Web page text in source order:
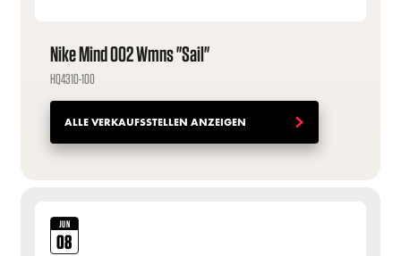
Nike Mind 002 Wmns "Sail"
HQ4310-100
ALLE VERKAUFSSTELLEN ANZEIGEN
JUN
08